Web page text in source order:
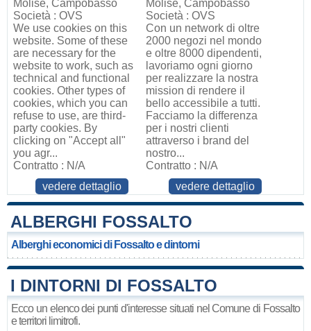
Molise, Campobasso
Società : OVS
We use cookies on this
website. Some of these
are necessary for the
website to work, such as
technical and functional
cookies. Other types of
cookies, which you can
refuse to use, are third-
party cookies. By
clicking on "Accept all"
you agr...
Contratto : N/A
vedere dettaglio
Molise, Campobasso
Società : OVS
Con un network di oltre
2000 negozi nel mondo
e oltre 8000 dipendenti,
lavoriamo ogni giorno
per realizzare la nostra
mission di rendere il
bello accessibile a tutti.
Facciamo la differenza
per i nostri clienti
attraverso i brand del
nostro...
Contratto : N/A
vedere dettaglio
ALBERGHI FOSSALTO
Alberghi economici di Fossalto e dintorni
I DINTORNI DI FOSSALTO
Ecco un elenco dei punti d'interesse situati nel Comune di Fossalto
e territori limitrofi.